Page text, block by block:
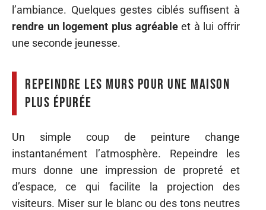
l’ambiance. Quelques gestes ciblés suffisent à
rendre un logement plus agréableet à lui offrir
une seconde jeunesse.
Repeindre les murs pour une maison
plus épurée
Un simple coup de peinture change
instantanément l’atmosphère. Repeindre les
murs donne une impression de propreté et
d’espace, ce qui facilite la projection des
visiteurs. Miser sur le blanc ou des tons neutres